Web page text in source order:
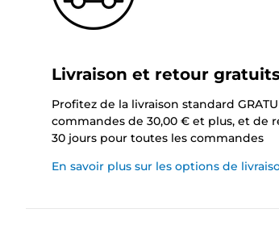
Livraison et retour gratuits
Profitez de la livraison standard
commandes de 30,00 € et plus, et de
30 jours pour toutes les commandes
En savoir plus sur les options de